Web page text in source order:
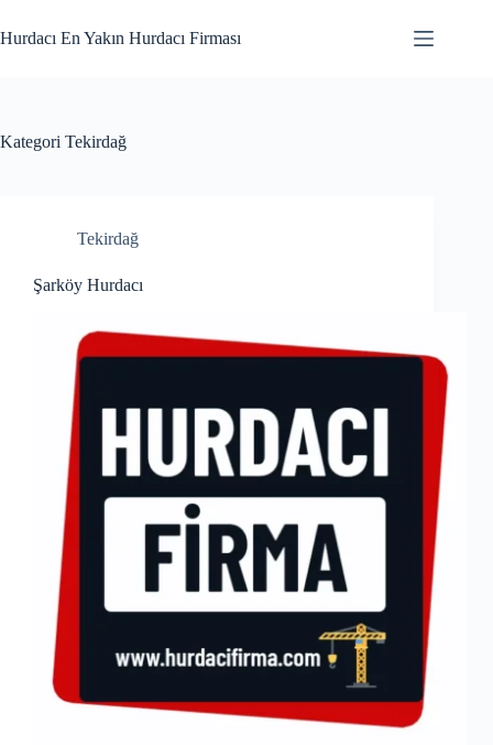
to
content
Hurdacı En Yakın Hurdacı Firması
Kategori Tekirdağ
Tekirdağ
Şarköy Hurdacı